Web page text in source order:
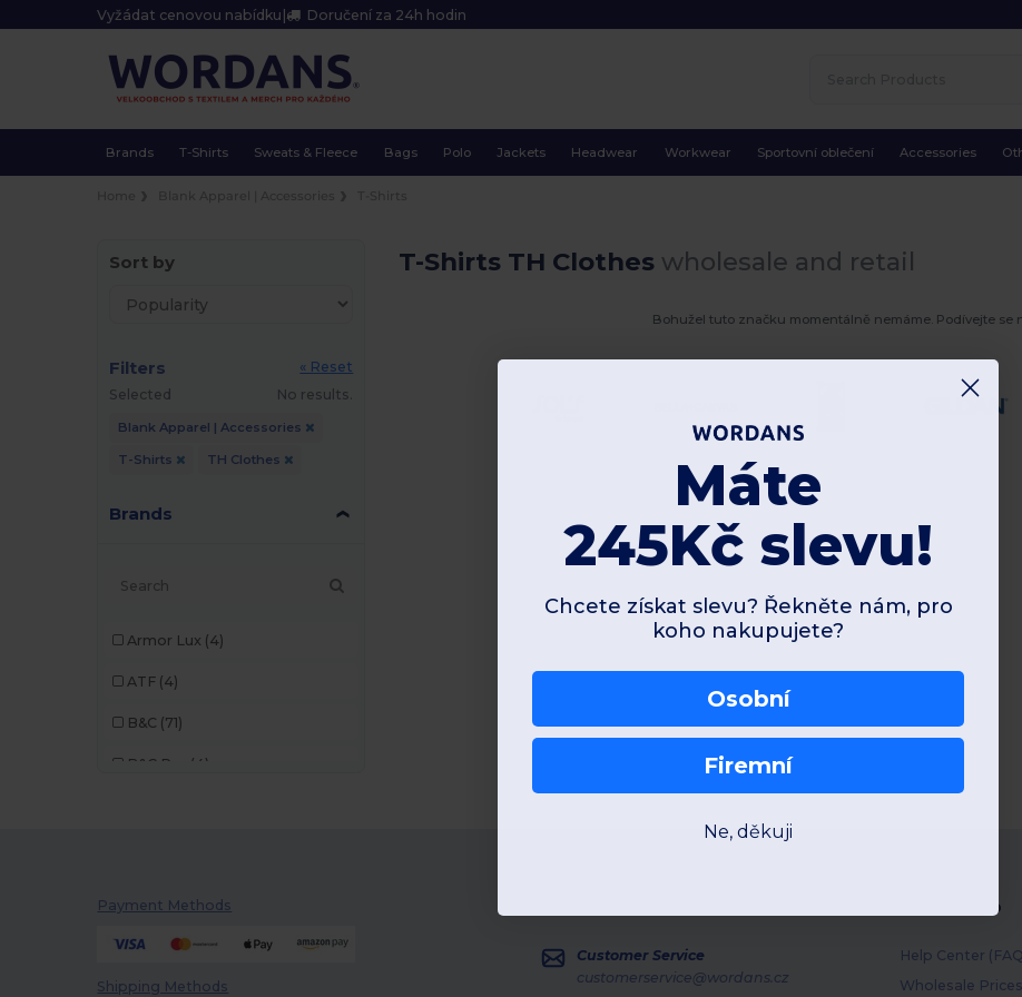
Vyžádat cenovou nabídku | Doručení za 24h hodin
Brands T-Shirts Sweats & Fleece Bags Polo Jackets Headwear Workwear Sportovní oblečení Accessories
Sort by
Filters
« Reset
Selected
No results.
Blank Apparel | Accessories
T-Shirts TH Clothes
Brands
Armor Lux (4)
ATF (4)
B&C (71)
B&C Pro (4)
T-Shirts TH Clothes wholesale and retail
Bohužel tuto značku momentálně nemáme. Podívejte se
Payment Methods
Shipping Methods
Customer Service
customerservice@wordans.cz
Let Us Help
Help Center
Wholesale Prices
Máte
245Kč slevu!
Chcete získat slevu? Řekněte nám, pro
koho nakupujete?
Osobní
Firemní
Ne, děkuji